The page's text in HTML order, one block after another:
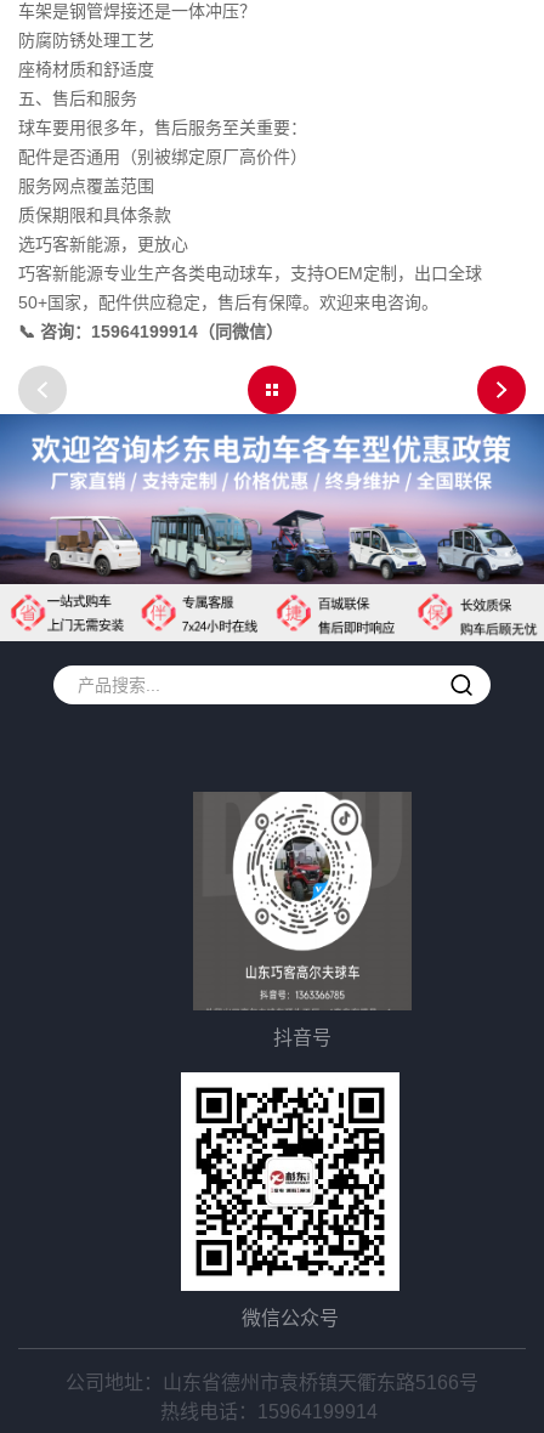
车架是钢管焊接还是一体冲压？
防腐防锈处理工艺
座椅材质和舒适度
五、售后和服务
球车要用很多年，售后服务至关重要：
配件是否通用（别被绑定原厂高价件）
服务网点覆盖范围
质保期限和具体条款
选巧客新能源，更放心
巧客新能源专业生产各类电动球车，支持OEM定制，出口全球
50+国家，配件供应稳定，售后有保障。欢迎来电咨询。
📞 咨询：15964199914（同微信）
抖音号
微信公众号
公司地址：山东省德州市袁桥镇天衢东路5166号
热线电话：
15964199914